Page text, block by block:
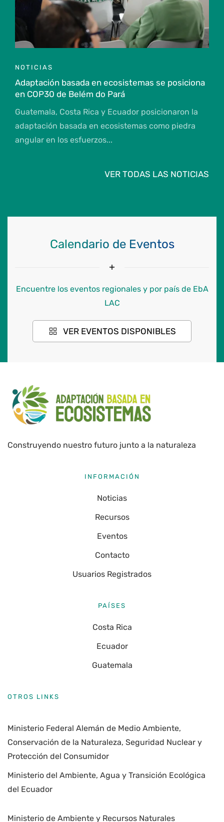
NOTICIAS
Adaptación basada en ecosistemas se posiciona
en COP30 de Belém do Pará
Guatemala, Costa Rica y Ecuador posicionaron la
adaptación basada en ecosistemas como piedra
angular en los esfuerzos...
VER TODAS LAS NOTICIAS
Calendario de Eventos
Encuentre los eventos regionales y por país de EbA
LAC
VER EVENTOS DISPONIBLES
Construyendo nuestro futuro junto a la naturaleza
INFORMACIÓN
Noticias
Recursos
Eventos
Contacto
Usuarios Registrados
PAÍSES
Costa Rica
Ecuador
Guatemala
OTROS LINKS
Ministerio Federal Alemán de Medio Ambiente,
Conservación de la Naturaleza, Seguridad Nuclear y
Protección del Consumidor
Ministerio del Ambiente, Agua y Transición Ecológica
del Ecuador
Ministerio de Ambiente y Recursos Naturales